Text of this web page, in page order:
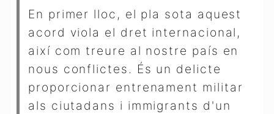
En primer lloc, el pla sota aquest
acord viola el dret internacional,
així com treure al nostre país en
nous conflictes. És un delicte
proporcionar entrenament militar
als ciutadans i immigrants d'un